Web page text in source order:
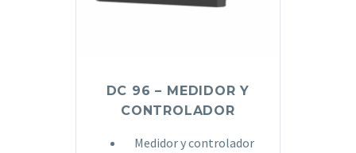
DC 96 – MEDIDOR Y
CONTROLADOR
Medidor y controlador